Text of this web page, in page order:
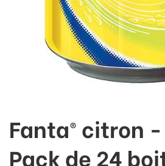
Fanta® citron -
Pack de 24